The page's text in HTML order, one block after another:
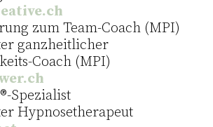
zum Team-Coach (MPI)
ganzheitlicher
Coach (MPI)
Spezialist
Hypnosetherapeut